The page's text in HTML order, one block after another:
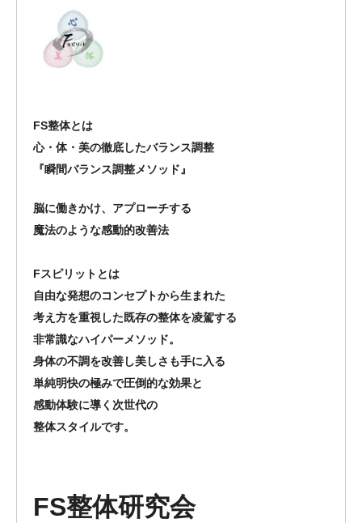
FS整体とは
心・体・美の徹底したバランス調整
『瞬間バランス調整メソッド』
脳に働きかけ、アプローチする
魔法のような感動的改善法
Fスピリットとは
自由な発想のコンセプトから生まれた
考え方を重視した既存の整体を凌駕する
非常識なハイパーメソッド。
身体の不調を改善し美しさも手に入る
単純明快の極みで圧倒的な効果と
感動体験に導く次世代の
整体スタイルです。
FS整体研究会